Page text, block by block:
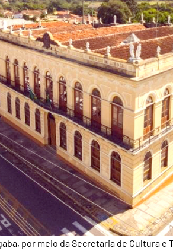
por meio da Secretaria de Cultura e